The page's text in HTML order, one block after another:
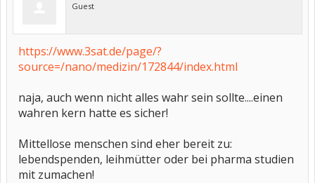
Guest
https://www.3sat.de/page/?
source=/nano/medizin/172844/index.html
naja, auch wenn nicht alles wahr sein sollte....einen
wahren kern hatte es sicher!
Mittellose menschen sind eher bereit zu:
lebendspenden, leihmütter oder bei pharma studien
mit zumachen!